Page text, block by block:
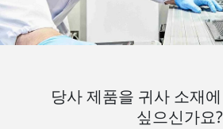
당사 제품을 귀사 소재
싶으신가요?